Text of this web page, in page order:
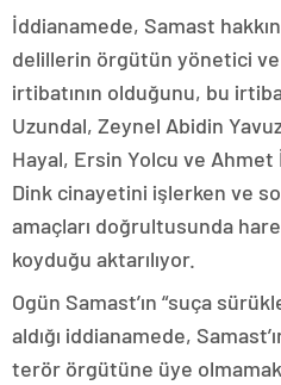
İddianamede, Samast
delillerin örgütün yönetici
irtibatının olduğunu, bu
Uzundal, Zeynel Abidin
Hayal, Ersin Yolcu ve Ahmet
Dink cinayetini işlerken ve
amaçları doğrultusunda
koyduğu aktarılıyor.
Ogün Samast’ın “suça
aldığı iddianamede,
terör örgütüne üye